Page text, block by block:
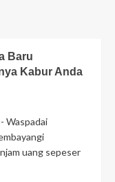
Baru
Kabur Anda
Waspadai
uang sepeser